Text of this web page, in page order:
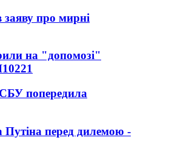
заяву про мирні
на "допомозі"
10221
попередила
Путіна перед дилемою -